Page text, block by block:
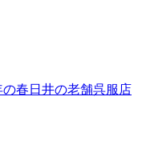
春日井の老舗呉服店